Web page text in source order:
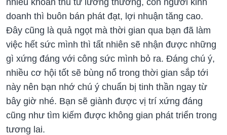
doanh thì buôn bán phát đạt, lợi nhuận tăng cao.
Đây cũng là quả ngọt mà thời gian qua bạn đã làm
việc hết sức mình thì tất nhiên sẽ nhận được những
gì xứng đáng với công sức mình bỏ ra. Đáng chú ý,
nhiều cơ hội tốt sẽ bùng nổ trong thời gian sắp tới
này nên bạn nhớ chú ý chuẩn bị tinh thần ngay từ
bây giờ nhé. Bạn sẽ giành được vị trí xứng đáng
cũng như tìm kiếm được không gian phát triển trong
tương lai.